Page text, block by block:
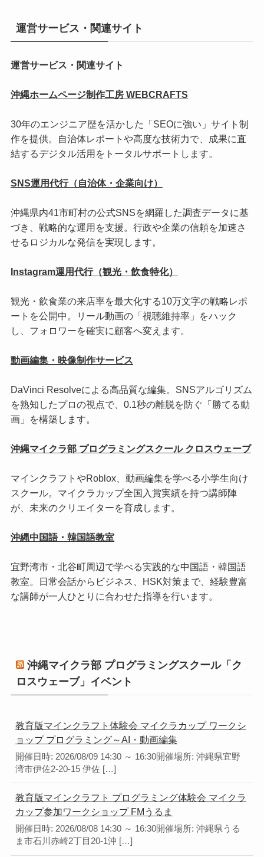
運営サービス・関連サイト
運営サービス・関連サイト
沖縄ホームページ制作工房 WEBCRAFTS
30年のエンジニア歴を活かした「SEOに強い」サイト制
作を提供。自治体レポートや高度な技術力で、成果に直
結するデジタル活用をトータルサポートします。
SNS運用代行（自治体・企業向け）
沖縄県内41市町村の公式SNSを網羅した調査データに基
づき、戦略的な運用を支援。行政や企業の信頼を加速さ
せるロジカルな発信を実現します。
Instagram運用代行（観光・飲食特化）
観光・飲食業の来店率を最大化する10万文字の戦略レポ
ートを公開中。リール動画の「視聴維持率」をハック
し、フォロワーを確実に顧客へ変えます。
動画編集・映像制作サービス
DaVinci Resolveによる高品質な編集。SNSアルゴリズム
を熟知したプロの視点で、0.1秒の離脱を防ぐ「勝てる動
画」を構築します。
沖縄マイクラ部 プログラミングスクール クロスウェーブ
マインクラフトやRoblox、動画編集を学べる小学生向け
スクール。マイクラカップ全国入賞実績を持つ講師陣
が、未来のクリエイターを育成します。
沖縄中国語・韓国語教室
宜野湾市・北谷町周辺で学べる実践的な中国語・韓国語
教室。日常会話からビジネス、HSK対策まで、経験豊富
な講師が一人ひとりに合わせた指導を行います。
沖縄マイクラ部 プログラミングスクール「ク
ロスウェーブ」イベント
教育版マインクラフト体験会 マイクラカップ ワークシ
ョップ プログラミング～AI・動画編集
開催日時: 2026/08/09 14:30 ～ 16:30開催場所: 沖縄県宜野
湾市伊佐2-20-15 伊佐 […]
教育版マインクラフト プログラミング体験会 マイクラ
カップ参加ワークショップ FMうるま
開催日時: 2026/08/08 14:30 ～ 16:30開催場所: 沖縄県うる
ま市石川赤崎2丁目20-1沖 […]